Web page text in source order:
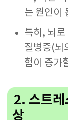
는 원인이
특히, 뇌
질병증(뇌
험이 증가
2. 스트레
상